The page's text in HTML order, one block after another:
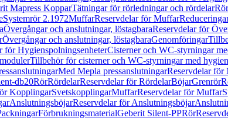
Mapress KopparTätningar för rörledningar och rördelar
Systemrör 2.1972MuffarReservdelar för Muffar
Övergångar och anslutningar, löstagbaraReservdelar för
Övergångar och anslutningar, löstagbaraGenomföringar
för HygienspolningsenheterCisterner och WC-styrningar
Tillbehör för cisterner och WC-styrningar med
Med Mepla pressanslutningarReservdelar för
db20RörRördelarReservdelar för RördelarBöjarGrenrör
KopplingarSvetskopplingarMuffarReservdelar för Muffar
AnslutningsböjarReservdelar för Anslutningsböjar
FörbrukningsmaterialGeberit Silent-PPRör